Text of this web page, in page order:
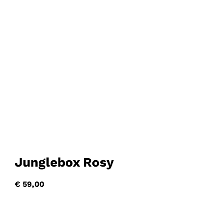
Junglebox Rosy
€ 59,00